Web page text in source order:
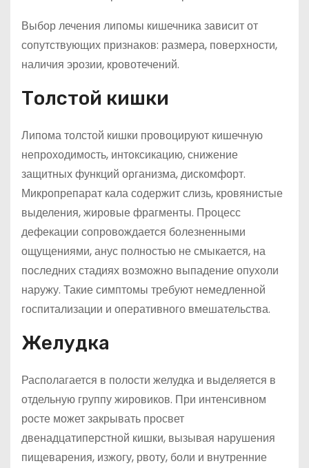
Выбор лечения липомы кишечника зависит от
сопутствующих признаков: размера, поверхности,
наличия эрозии, кровотечений.
Толстой кишки
Липома толстой кишки провоцируют кишечную
непроходимость, интоксикацию, снижение
защитных функций организма, дискомфорт.
Микропрепарат кала содержит слизь, кровянистые
выделения, жировые фрагменты. Процесс
дефекации сопровождается болезненными
ощущениями, анус полностью не смыкается, на
последних стадиях возможно выпадение опухоли
наружу. Такие симптомы требуют немедленной
госпитализации и оперативного вмешательства.
Желудка
Располагается в полости желудка и выделяется в
отдельную группу жировиков. При интенсивном
росте может закрывать просвет
двенадцатиперстной кишки, вызывая нарушения
пищеварения, изжогу, рвоту, боли и внутренние